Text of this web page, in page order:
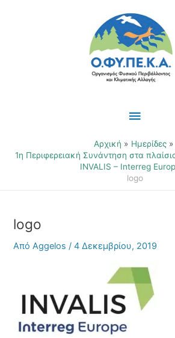
Κύριο
Μενού
Αρχική
Ημερίδες
1η Περιφερειακή Συνάντηση στα
INVALIS – Interreg
logo
logo
ΑπόAggelos/4 Δεκεμβρίου, 2019